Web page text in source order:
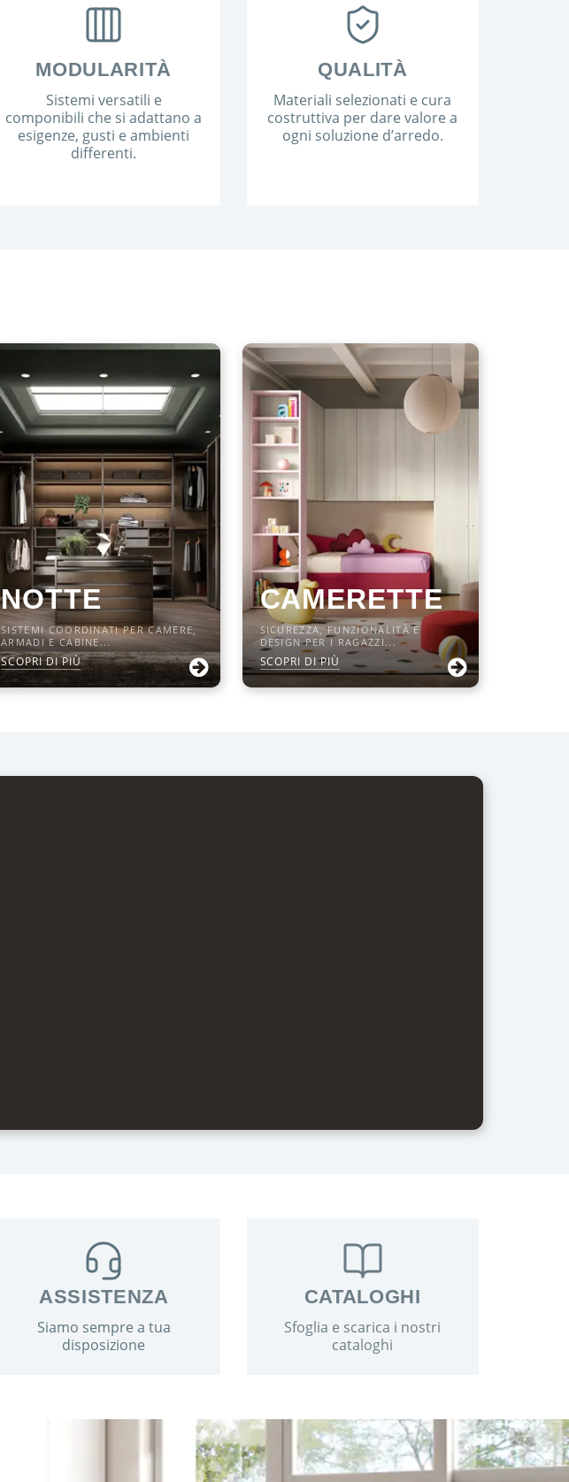
MODULARITÀ
Sistemi versatili e
componibili che si adattano a
esigenze, gusti e ambienti
differenti.
QUALITÀ
Materiali selezionati e cura
costruttiva per dare valore a
ogni soluzione d’arredo.
NOTTE
SISTEMI COORDINATI PER CAMERE,
ARMADI E CABINE...
SCOPRI DI PIÙ
CAMERETTE
SICUREZZA, FUNZIONALITÀ E
DESIGN PER I RAGAZZI...
SCOPRI DI PIÙ
ASSISTENZA
Siamo sempre a tua
disposizione
CATALOGHI
Sfoglia e scarica i nostri
cataloghi